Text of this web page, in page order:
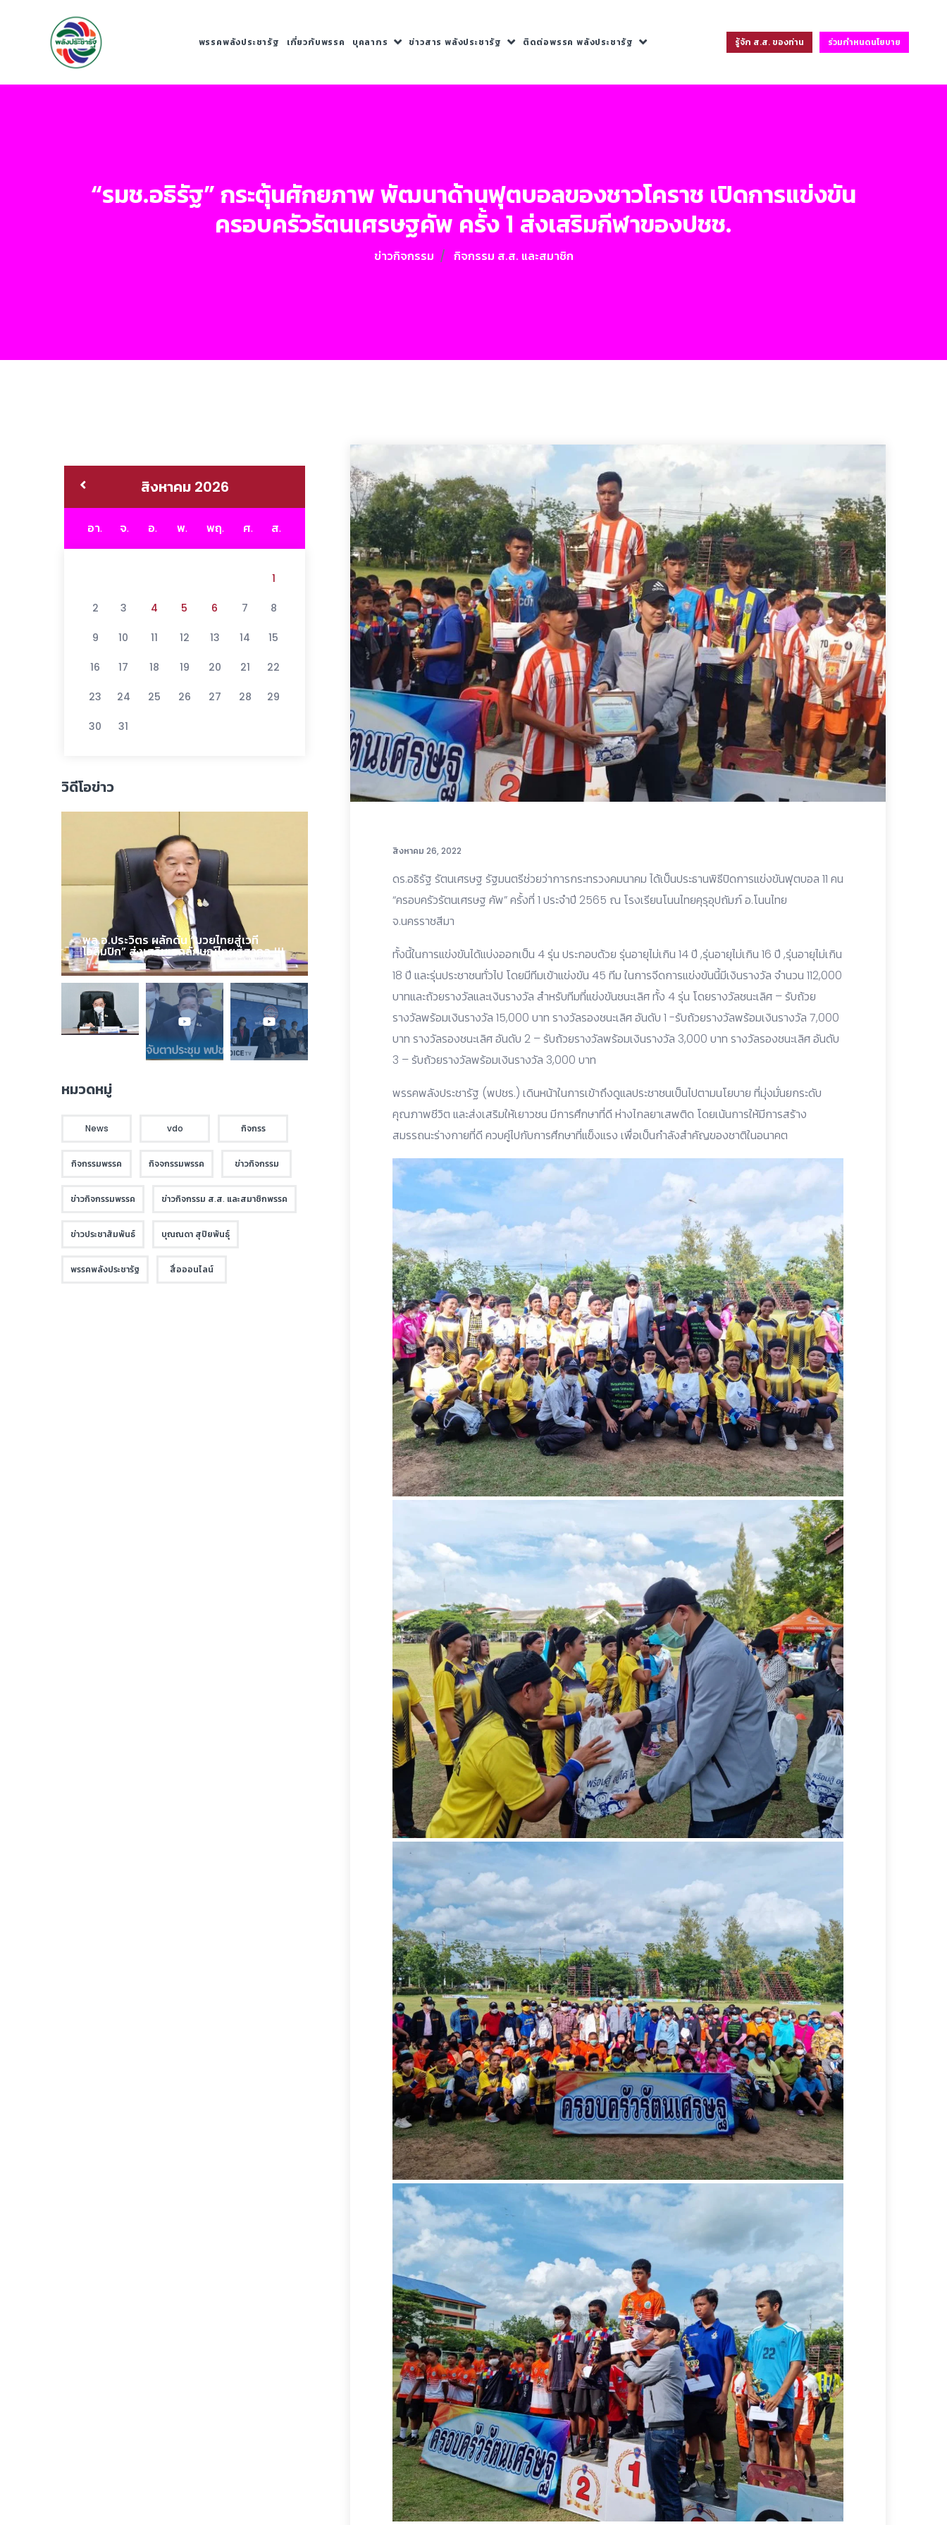
พรรคพลังประชารัฐ เกี่ยวกับพรรค บุคลากร ข่าวสาร พลังประชารัฐ ติดต่อพรรค พลังประชารัฐ รู้จัก ส.ส. ของท่าน ร่วมกำหนดนโยบาย
“รมช.อธิรัฐ” กระตุ้นศักยภาพ พัฒนาด้านฟุตบอลของชาวโคราช เปิดการแข่งขัน
ครอบครัวรัตนเศรษฐคัพ ครั้ง 1 ส่งเสริมกีฬาของปชช.
ข่าวกิจกรรม กิจกรรม ส.ส. และสมาชิก
สิงหาคม 26, 2022
ดร.อธิรัฐ รัตนเศรษฐ รัฐมนตรีช่วยว่าการกระทรวงคมนาคม ได้เป็นประธานพิธีปิดการแข่งขันฟุตบอล 11 คน
“ครอบครัวรัตนเศรษฐ คัพ” ครั้งที่ 1 ประจำปี 2565 ณ โรงเรียนโนนไทยคุรุอุปถัมภ์ อ.โนนไทย
จ.นครราชสีมา
ทั้งนี้ในการแข่งขันได้แบ่งออกเป็น 4 รุ่น ประกอบด้วย รุ่นอายุไม่เกิน 14 ปี ,รุ่นอายุไม่เกิน 16 ปี ,รุ่นอายุไม่เกิน
18 ปี และรุ่นประชาชนทั่วไป โดยมีทีมเข้าแข่งขัน 45 ทีม ในการจีดการแข่งขันนี้มีเงินรางวัล จำนวน 112,000
บาทและถ้วยรางวัลและเงินรางวัล สำหรับทีมที่แข่งขันชนะเลิศ ทั้ง 4 รุ่น โดยรางวัลชนะเลิศ – รับถ้วย
รางวัลพร้อมเงินรางวัล 15,000 บาท รางวัลรองชนะเลิศ อันดับ 1 -รับถ้วยรางวัลพร้อมเงินรางวัล 7,000
บาท รางวัลรองชนะเลิศ อันดับ 2 – รับถ้วยรางวัลพร้อมเงินรางวัล 3,000 บาท รางวัลรองชนะเลิศ อันดับ
3 – รับถ้วยรางวัลพร้อมเงินรางวัล 3,000 บาท
พรรคพลังประชารัฐ (พปชร.) เดินหน้าในการเข้าถึงดูแลประชาชนเป็นไปตามนโยบาย ที่มุ่งมั่นยกระดับ
คุณภาพชีวิต และส่งเสริมให้เยาวชน มีการศึกษาที่ดี ห่างไกลยาเสพติด โดยเน้นการให้มีการสร้าง
สมรรถนะร่างกายที่ดี ควบคู่ไปกับการศึกษาที่แข็งแรง เพื่อเป็นกำลังสำคัญของชาติในอนาคต
สิงหาคม 2026
อา. จ. อ. พ. พฤ. ศ. ส.
1
2 3 4 5 6 7 8
9 10 11 12 13 14 15
16 17 18 19 20 21 22
23 24 25 26 27 28 29
30 31
วิดีโอข่าว
พล.อ.ประวิตร ผลักดัน “มวยไทยสู่เวที
โอลิมปิก” ส่งเสริมเอกลักษณ์ไทยสู่สากล !!!
หมวดหมู่
News vdo กิจกรร
กิจกรรมพรรค กิจจกรรมพรรค ข่าวกิจกรรม
ข่าวกิจกรรมพรรค ข่าวกิจกรรม ส.ส. และสมาชิกพรรค
ข่าวประชาสัมพันธ์ บุณณดา สุปิยพันธุ์
พรรคพลังประชารัฐ สื่อออนไลน์